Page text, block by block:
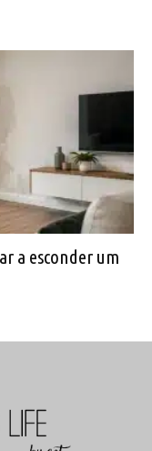
a esconder um